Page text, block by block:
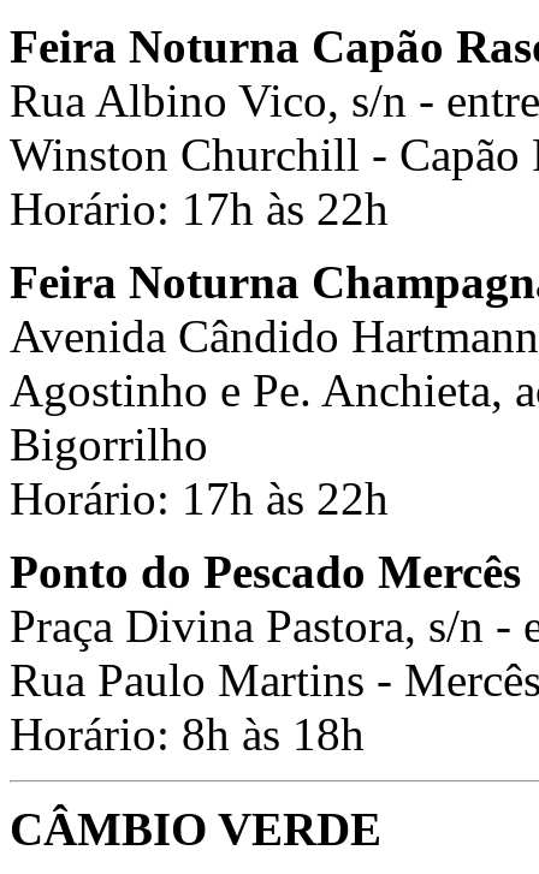
Feira Noturna Capão
Rua Albino Vico, s/n -
Winston Churchill - Capão
Horário: 17h às 22h
Feira Noturna
Avenida Cândido
Agostinho e Pe. Anchieta,
Bigorrilho
Horário: 17h às 22h
Ponto do Pescado Mercês
Praça Divina Pastora, s/n -
Rua Paulo Martins -
Horário: 8h às 18h
CÂMBIO VERDE